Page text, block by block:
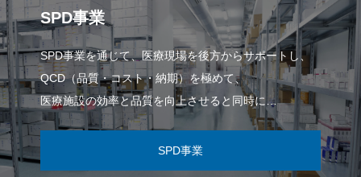
SPD事業
SPD事業を通じて、医療現場を後方からサポートし、
QCD（品質・コスト・納期）を極めて、
医療施設の効率と品質を向上させると同時に
患者さんの安全性と医療スタッフの負担軽減を
サポートするソリューションを提供いたします。
SPD事業